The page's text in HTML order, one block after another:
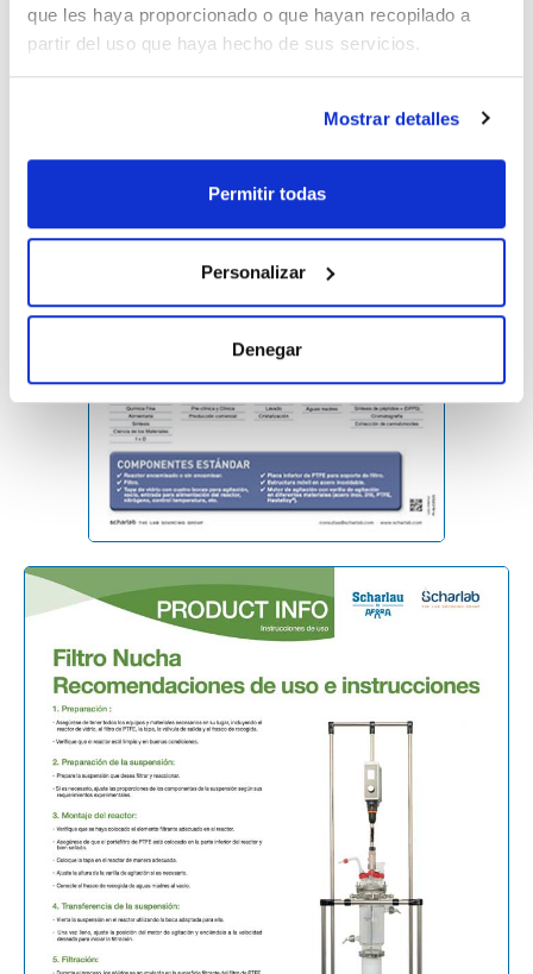
que les haya proporcionado o que hayan recopilado a
partir del uso que haya hecho de sus servicios.
Mostrar detalles
Permitir todas
Personalizar
Denegar